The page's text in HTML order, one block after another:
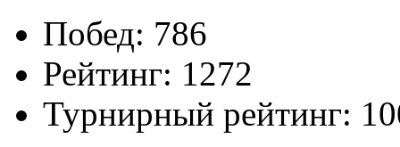
Побед: 786
Рейтинг: 1272
Турнирный рейтинг: